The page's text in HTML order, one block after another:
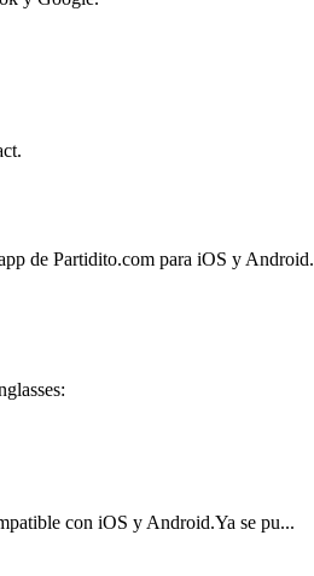
de Partidito.com para iOS y Android.
con iOS y Android.Ya se pu...